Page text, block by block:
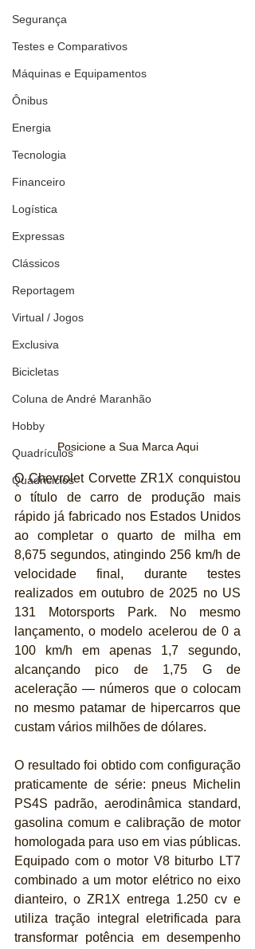
Segurança
Testes e Comparativos
Máquinas e Equipamentos
Ônibus
Energia
Tecnologia
Financeiro
Logística
Expressas
Clássicos
Reportagem
Virtual / Jogos
Exclusiva
Bicicletas
Coluna de André Maranhão
Hobby
Quadrículos
Quadriciclos
Posicione a Sua Marca Aqui
O Chevrolet Corvette ZR1X conquistou
o título de carro de produção mais
rápido já fabricado nos Estados Unidos
ao completar o quarto de milha em
8,675 segundos, atingindo 256 km/h de
velocidade final, durante testes
realizados em outubro de 2025 no US
131 Motorsports Park. No mesmo
lançamento, o modelo acelerou de 0 a
100 km/h em apenas 1,7 segundo,
alcançando pico de 1,75 G de
aceleração — números que o colocam
no mesmo patamar de hipercarros que
custam vários milhões de dólares.
O resultado foi obtido com configuração
praticamente de série: pneus Michelin
PS4S padrão, aerodinâmica standard,
gasolina comum e calibração de motor
homologada para uso em vias públicas.
Equipado com o motor V8 biturbo LT7
combinado a um motor elétrico no eixo
dianteiro, o ZR1X entrega 1.250 cv e
utiliza tração integral eletrificada para
transformar potência em desempenho